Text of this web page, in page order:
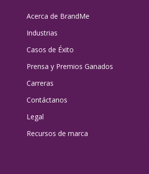
Acerca de BrandMe
Industrias
Casos de Éxito
Prensa y Premios Ganados
Carreras
Contáctanos
Legal
Recursos de marca